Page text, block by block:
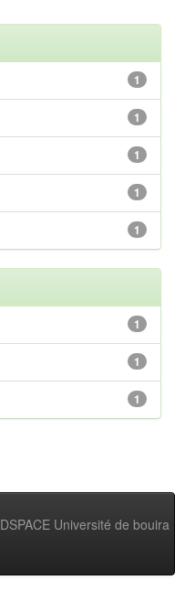
1
1
1
1
1
1
1
1
DSPACE Université de bouira